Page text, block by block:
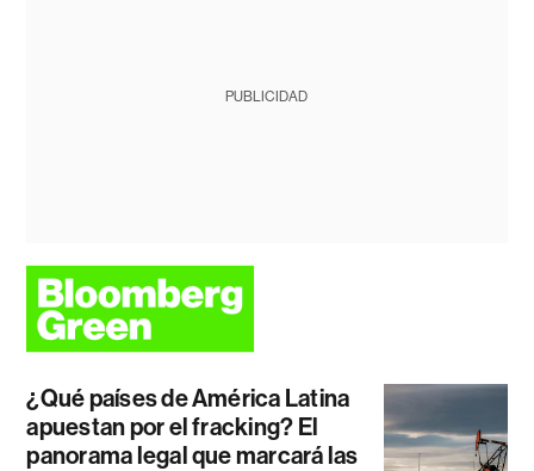
PUBLICIDAD
¿Qué países de América Latina
apuestan por el fracking? El
panorama legal que marcará las